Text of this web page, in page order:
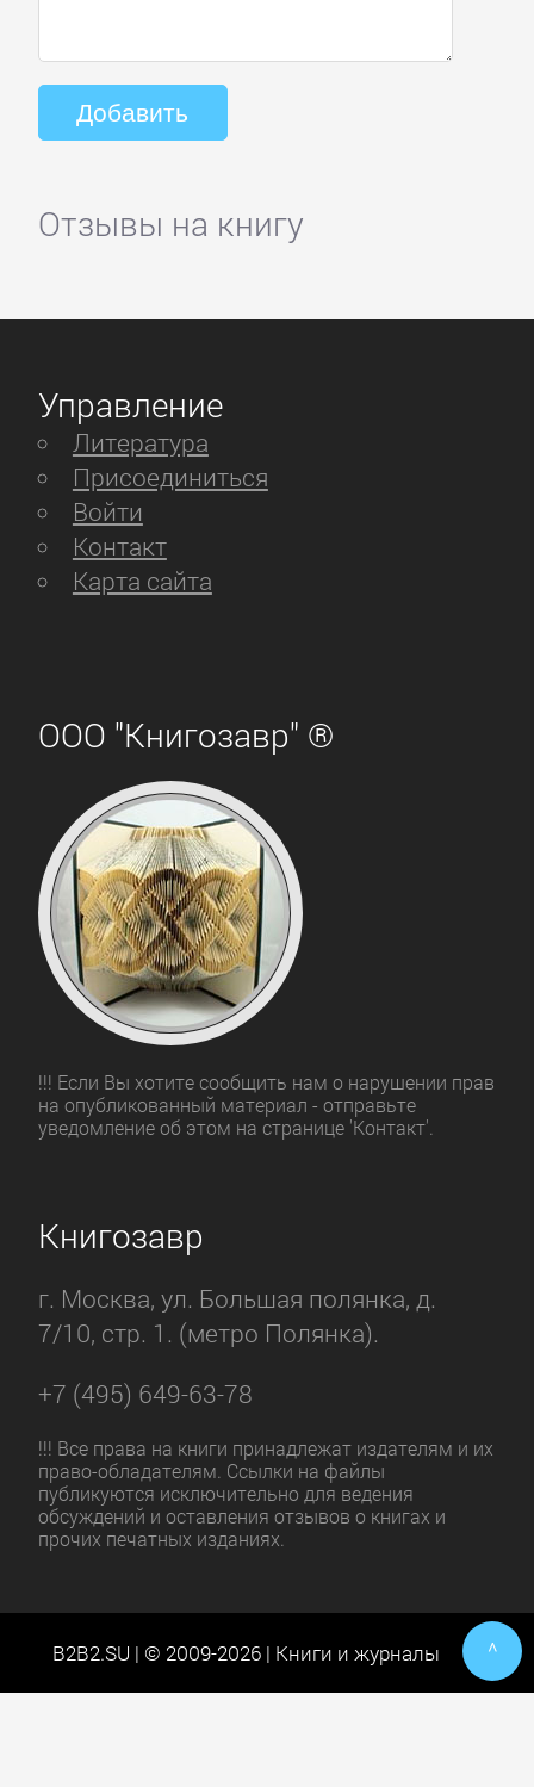
Отзывы на книгу
Управление
Литература
Присоединиться
Войти
Контакт
Карта сайта
ООО "Книгозавр" ®
!!! Если Вы хотите сообщить нам о нарушении прав
на опубликованный материал - отправьте
уведомление об этом на странице 'Контакт'.
Книгозавр
г. Москва, ул. Большая полянка, д.
7/10, стр. 1. (метро Полянка).
+7 (495) 649-63-78
!!! Все права на книги принадлежат издателям и их
право-обладателям. Ссылки на файлы
публикуются исключительно для ведения
обсуждений и оставления отзывов о книгах и
прочих печатных изданиях.
B2B2.SU | © 2009-2026 | Книги и журналы ^